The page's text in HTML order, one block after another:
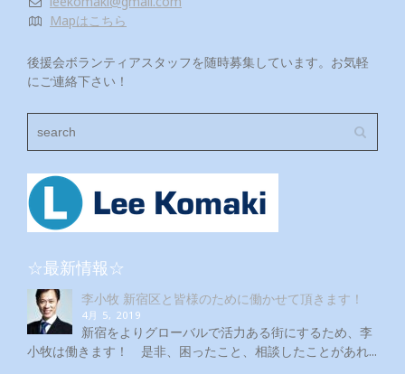
Mapはこちら
後援会ボランティアスタッフを随時募集しています。お気軽
にご連絡下さい！
☆最新情報☆
李小牧 新宿区と皆様のために働かせて頂きます！
4月 5, 2019
新宿をよりグローバルで活力ある街にするため、李
小牧は働きます！ 是非、困ったこと、相談したことがあれ...